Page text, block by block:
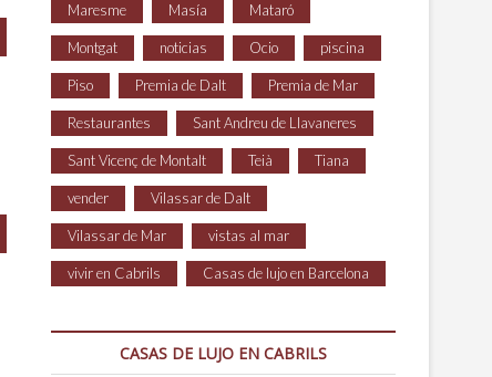
Maresme Masía Mataró
Montgat noticias Ocio piscina
Piso Premia de Dalt Premia de Mar
Restaurantes Sant Andreu de Llavaneres
Sant Vicenç de Montalt Teià Tiana
vender Vilassar de Dalt
Vilassar de Mar vistas al mar
vivir en Cabrils Casas de lujo en Barcelona
CASAS DE LUJO EN CABRILS